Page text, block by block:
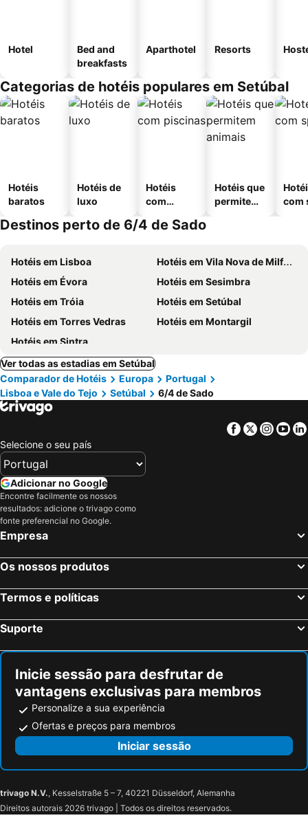
Hotel
Bed and
breakfasts
Aparthotel Resorts
Categorias de hotéis populares em Setúbal
Hotéis
baratos
Hotéis de
luxo
Hotéis
com
Hotéis que
permitem
com
Destinos perto de 6/4 de Sado
Hotéis em Lisboa
Hotéis em Vila Nova de Milfontes
Hotéis em Évora
Hotéis em Sesimbra
Hotéis em Tróia
Hotéis em Setúbal
Hotéis em Torres Vedras
Hotéis em Montargil
Hotéis em Sintra
Ver todas as estadias em Setúbal
Comparador de Hotéis
Europa
Portugal
Lisboa e Vale do Tejo
Setúbal 6/4 de Sado
Facebook
Twitter
Selecione o seu país
Adicionar no Google
Encontre facilmente os nossos
resultados: adicione o trivago como
fonte preferencial no Google.
Empresa
Os nossos produtos
Termos e políticas
Suporte
Inicie sessão para desfrutar de
vantagens exclusivas para membros
Personalize a sua experiência
Ofertas e preços para membros
Iniciar sessão
trivago N.V., Kesselstraße 5 – 7, 40221 Düsseldorf, Alemanha
Direitos autorais 2026 trivago | Todos os direitos reservados.